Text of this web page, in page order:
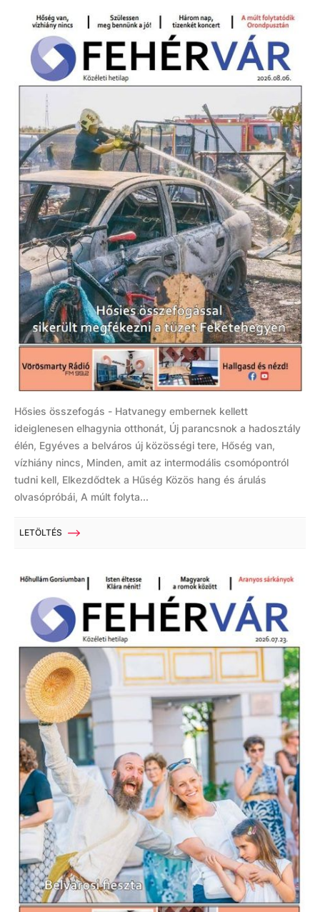
Hősies összefogás - Hatvanegy embernek kellett
ideiglenesen elhagynia otthonát, Új parancsnok a hadosztály
élén, Egyéves a belváros új közösségi tere, Hőség van,
vízhiány nincs, Minden, amit az intermodális csomópontról
tudni kell, Elkezdődtek a Hűség Közös hang és árulás
olvasópróbái, A múlt folyta...
LETÖLTÉS